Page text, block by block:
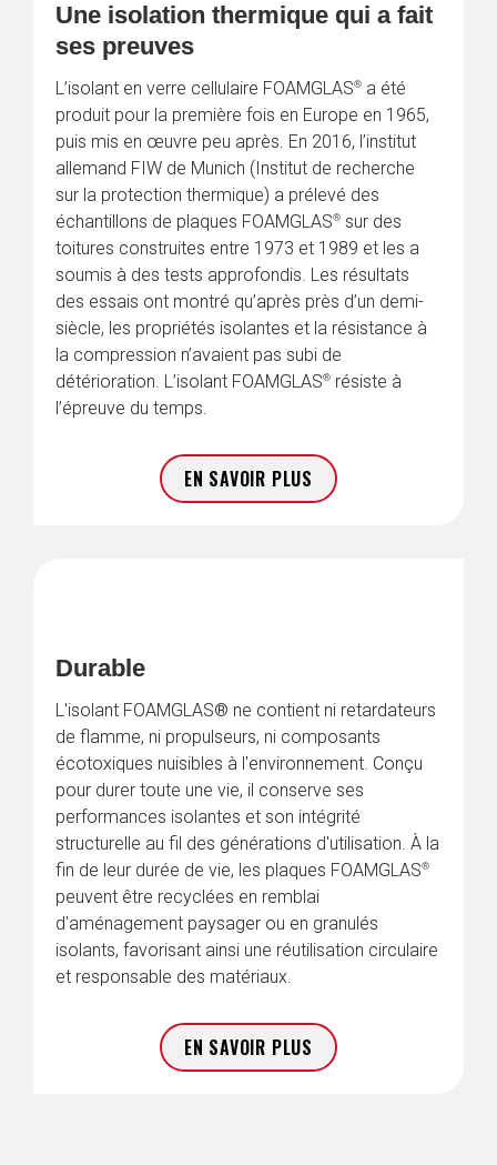
Une isolation thermique qui a fait
ses preuves
L’isolant en verre cellulaire FOAMGLAS® a été
produit pour la première fois en Europe en 1965,
puis mis en œuvre peu après. En 2016, l’institut
allemand FIW de Munich (Institut de recherche
sur la protection thermique) a prélevé des
échantillons de plaques FOAMGLAS® sur des
toitures construites entre 1973 et 1989 et les a
soumis à des tests approfondis. Les résultats
des essais ont montré qu’après près d’un demi-
siècle, les propriétés isolantes et la résistance à
la compression n’avaient pas subi de
détérioration. L’isolant FOAMGLAS® résiste à
l’épreuve du temps.
EN SAVOIR PLUS
Durable
L'isolant FOAMGLAS® ne contient ni retardateurs
de flamme, ni propulseurs, ni composants
écotoxiques nuisibles à l'environnement. Conçu
pour durer toute une vie, il conserve ses
performances isolantes et son intégrité
structurelle au fil des générations d'utilisation. À la
fin de leur durée de vie, les plaques FOAMGLAS®
peuvent être recyclées en remblai
d'aménagement paysager ou en granulés
isolants, favorisant ainsi une réutilisation circulaire
et responsable des matériaux.
EN SAVOIR PLUS